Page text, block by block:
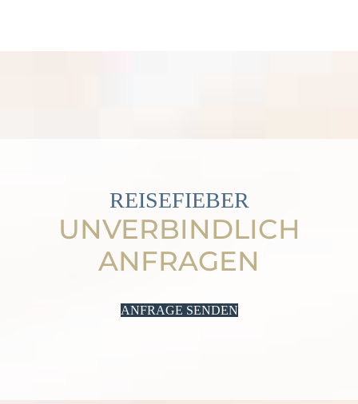
REISEFIEBER
UNVERBINDLICH
ANFRAGEN
ANFRAGE SENDEN